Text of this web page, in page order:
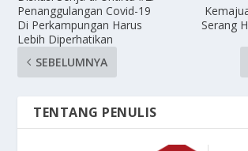
Penanggulangan Covid-19
Di Perkampungan Harus
Lebih Diperhatikan
SEBELUMNYA
Serang
TENTANG PENULIS